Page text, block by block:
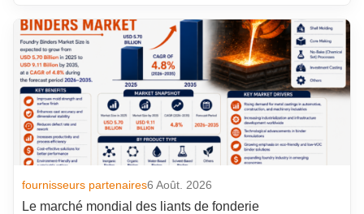
fournisseurs partenaires6 Août. 2026
Le marché mondial des liants de fonderie